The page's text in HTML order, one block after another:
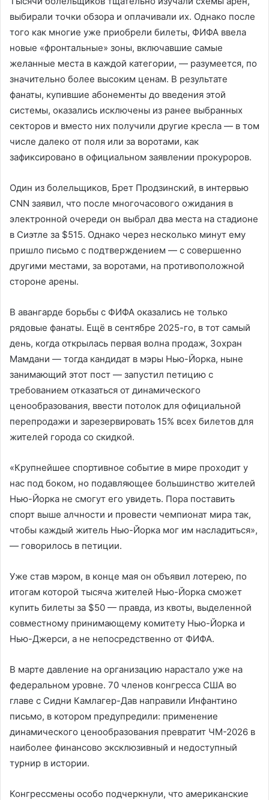
выбирали точки обзора и оплачивали их. Однако после
того как многие уже приобрели билеты, ФИФА ввела
новые «фронтальные» зоны, включавшие самые
желанные места в каждой категории, — разумеется, по
значительно более высоким ценам. В результате
фанаты, купившие абонементы до введения этой
системы, оказались исключены из ранее выбранных
секторов и вместо них получили другие кресла — в том
числе далеко от поля или за воротами, как
зафиксировано в официальном заявлении прокуроров.
Один из болельщиков, Брет Продзинский, в интервью
CNN заявил, что после многочасового ожидания в
электронной очереди он выбрал два места на стадионе
в Сиэтле за $515. Однако через несколько минут ему
пришло письмо с подтверждением — с совершенно
другими местами, за воротами, на противоположной
стороне арены.
В авангарде борьбы с ФИФА оказались не только
рядовые фанаты. Ещё в сентябре 2025-го, в тот самый
день, когда открылась первая волна продаж, Зохран
Мамдани — тогда кандидат в мэры Нью-Йорка, ныне
занимающий этот пост — запустил петицию с
требованием отказаться от динамического
ценообразования, ввести потолок для официальной
перепродажи и зарезервировать 15% всех билетов для
жителей города со скидкой.
«Крупнейшее спортивное событие в мире проходит у
нас под боком, но подавляющее большинство жителей
Нью-Йорка не смогут его увидеть. Пора поставить
спорт выше алчности и провести чемпионат мира так,
чтобы каждый житель Нью-Йорка мог им насладиться»,
— говорилось в петиции.
Уже став мэром, в конце мая он объявил лотерею, по
итогам которой тысяча жителей Нью-Йорка сможет
купить билеты за $50 — правда, из квоты, выделенной
совместному принимающему комитету Нью-Йорка и
Нью-Джерси, а не непосредственно от ФИФА.
В марте давление на организацию нарастало уже на
федеральном уровне. 70 членов конгресса США во
главе с Сидни Камлагер-Дав направили Инфантино
письмо, в котором предупредили: применение
динамического ценообразования превратит ЧМ-2026 в
наиболее финансово эксклюзивный и недоступный
турнир в истории.
Конгрессмены особо подчеркнули, что американские